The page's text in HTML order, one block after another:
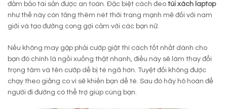
đảm bảo tài sản được an toàn. Đặc biệt cách đeo túi xách laptop
như thế này còn tăng thêm nét thời trang mạnh mẽ đối với nam
giới và tạo đường cong gợi cảm với các bạn nữ.
Nếu không may gặp phải cướp giật thì cách tốt nhất dành cho
bạn đó chính là ngồi xuống thật nhanh, điều này sẽ làm thay đổi
trọng tâm và tên cướp dễ bị té ngã hơn. Tuyệt đối không được
chạy theo giằng co vì sẽ khiến bạn dễ té. Sau đó hãy hô hoán để
người đi đường có thể trợ giúp cùng bạn.